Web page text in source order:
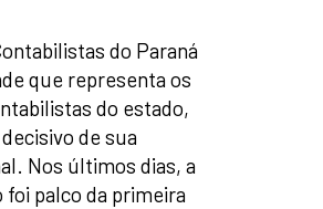
do Paraná
que representa os
do estado,
de sua
Nos últimos dias, a
foi palco da primeira